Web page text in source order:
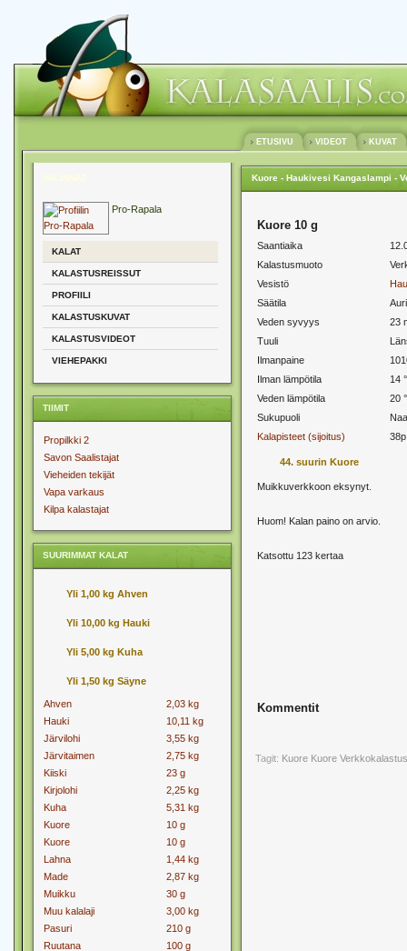
ETUSIVU VIDEOT KUVAT
Pro-Rapala
KALAT
KALASTUSREISSUT
PROFIILI
KALASTUSKUVAT
KALASTUSVIDEOT
VIEHEPAKKI
TIIMIT
Propilkki 2
Savon Saalistajat
Vieheiden tekijät
Vapa varkaus
Kilpa kalastajat
SUURIMMAT KALAT
Yli 1,00 kg Ahven
Yli 10,00 kg Hauki
Yli 5,00 kg Kuha
Yli 1,50 kg Säyne
Ahven
2,03 kg
Hauki
10,11 kg
Järvilohi
3,55 kg
Järvitaimen
2,75 kg
Kiiski
23 g
Kirjolohi
2,25 kg
Kuha
5,31 kg
Kuore
10 g
Kuore
10 g
Lahna
1,44 kg
Made
2,87 kg
Muikku
30 g
Muu kalalaji
3,00 kg
Pasuri
210 g
Ruutana
100 g
Kuore - Haukivesi Kangaslampi -
Kuore 10 g
Saantiaika
Kalastusmuoto
Vesistö
Säätila
Veden syvyys
23
Tuuli
Ilmanpaine
Ilman lämpötila
14
Veden lämpötila
20
Sukupuoli
Kalapisteet (sijoitus)
44. suurin Kuore
Muikkuverkkoon eksynyt.
Huom! Kalan paino on arvio.
Katsottu 123 kertaa
Kommentit
Tagit: Kuore Kuore Verkkokalastus